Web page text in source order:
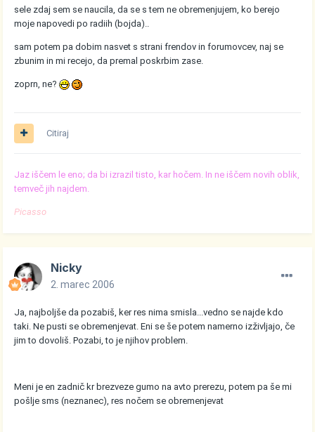
sele zdaj sem se naucila, da se s tem ne obremenjujem, ko berejo
moje napovedi po radiih (bojda)..
sam potem pa dobim nasvet s strani frendov in forumovcev, naj se
zbunim in mi recejo, da premal poskrbim zase.
zoprn, ne?
Citiraj
Jaz iščem le eno; da bi izrazil tisto, kar hočem. In ne iščem novih oblik,
temveč jih najdem.
Picasso
Nicky
2. marec 2006
Ja, najboljše da pozabiš, ker res nima smisla...vedno se najde kdo
taki. Ne pusti se obremenjevat. Eni se še potem namerno izživljajo, če
jim to dovoliš. Pozabi, to je njihov problem.
Meni je en zadnič kr brezveze gumo na avto prerezu, potem pa še mi
pošlje sms (neznanec), res nočem se obremenjevat